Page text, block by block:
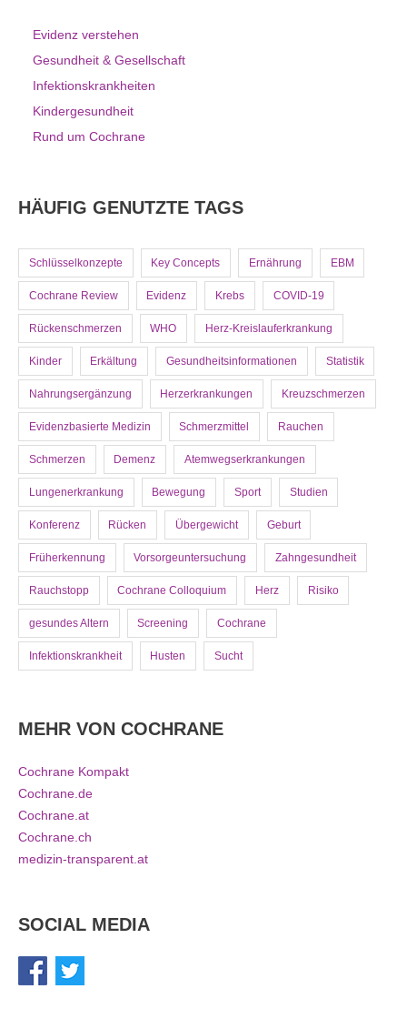
Evidenz verstehen
Gesundheit & Gesellschaft
Infektionskrankheiten
Kindergesundheit
Rund um Cochrane
HÄUFIG GENUTZTE TAGS
Schlüsselkonzepte Key Concepts Ernährung EBM
Cochrane Review Evidenz Krebs COVID-19
Rückenschmerzen WHO Herz-Kreislauferkrankung
Kinder Erkältung Gesundheitsinformationen Statistik
Nahrungsergänzung Herzerkrankungen Kreuzschmerzen
Evidenzbasierte Medizin Schmerzmittel Rauchen
Schmerzen Demenz Atemwegserkrankungen
Lungenerkrankung Bewegung Sport Studien
Konferenz Rücken Übergewicht Geburt
Früherkennung Vorsorgeuntersuchung Zahngesundheit
Rauchstopp Cochrane Colloquium Herz Risiko
gesundes Altern Screening Cochrane
Infektionskrankheit Husten Sucht
MEHR VON COCHRANE
Cochrane Kompakt
Cochrane.de
Cochrane.at
Cochrane.ch
medizin-transparent.at
SOCIAL MEDIA